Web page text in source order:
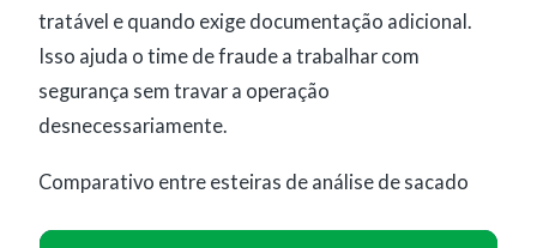
tratável e quando exige documentação adicional.
Isso ajuda o time de fraude a trabalhar com
segurança sem travar a operação
desnecessariamente.
Comparativo entre esteiras de análise de sacado